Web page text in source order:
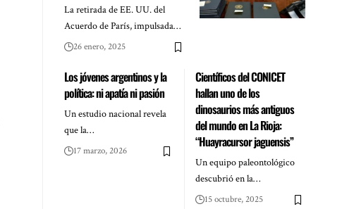
La retirada de EE. UU. del
Acuerdo de París, impulsada…
26 enero, 2025
Los jóvenes argentinos y la
política: ni apatía ni pasión
Un estudio nacional revela
que la…
17 marzo, 2026
Científicos del CONICET
hallan uno de los
dinosaurios más antiguos
del mundo en La Rioja:
“Huayracursor jaguensis”
Un equipo paleontológico
descubrió en la…
15 octubre, 2025